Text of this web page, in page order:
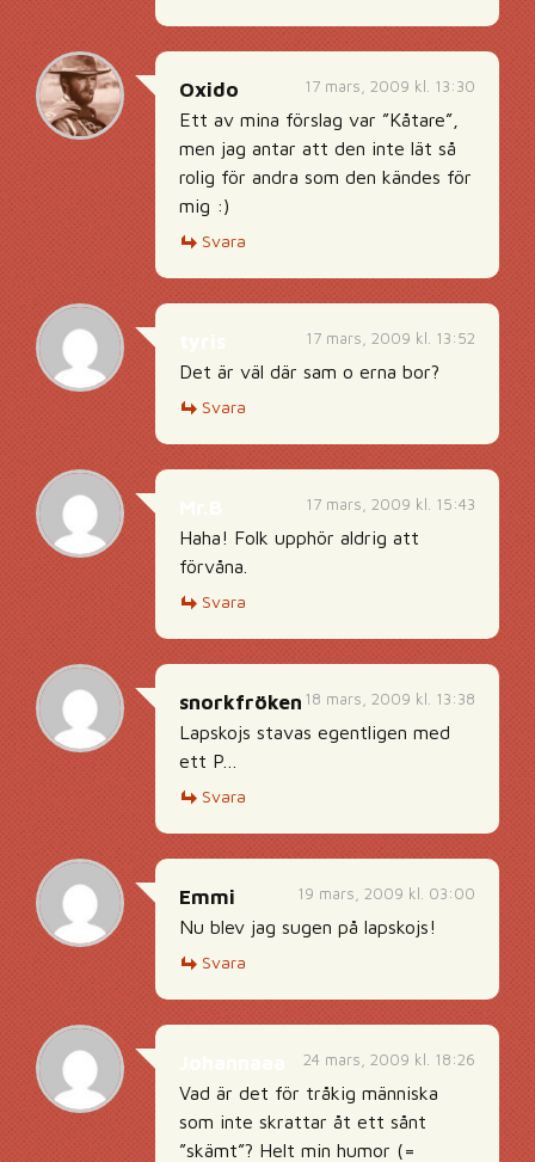
17 mars, 2009 kl. 13:30
Oxido
Ett av mina förslag var ”Kåtare”,
men jag antar att den inte lät så
rolig för andra som den kändes för
mig :)
Svara
17 mars, 2009 kl. 13:52
Det är väl där sam o erna bor?
Svara
17 mars, 2009 kl. 15:43
Haha! Folk upphör aldrig att
förvåna.
Svara
18 mars, 2009 kl. 13:38
snorkfröken
Lapskojs stavas egentligen med
ett P…
Svara
19 mars, 2009 kl. 03:00
Emmi
Nu blev jag sugen på lapskojs!
Svara
24 mars, 2009 kl. 18:26
Vad är det för tråkig människa
som inte skrattar åt ett sånt
”skämt”? Helt min humor (=